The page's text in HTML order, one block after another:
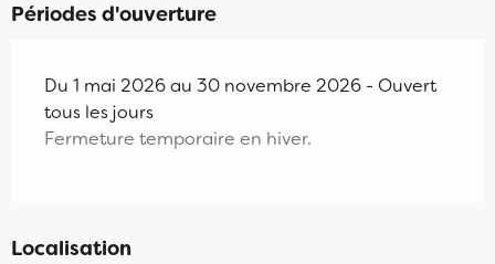
Périodes d'ouverture
Du 1 mai 2026 au 30 novembre 2026 - Ouvert
tous les jours
Fermeture temporaire en hiver.
Localisation